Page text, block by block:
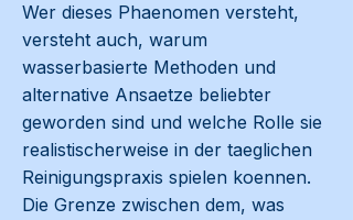
Wer dieses Phaenomen versteht,
versteht auch, warum
wasserbasierte Methoden und
alternative Ansaetze beliebter
geworden sind und welche Rolle sie
realistischerweise in der taeglichen
Reinigungspraxis spielen koennen.
Die Grenze zwischen dem, was